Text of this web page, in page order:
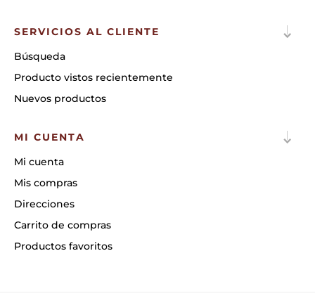
SERVICIOS AL CLIENTE
Búsqueda
Producto vistos recientemente
Nuevos productos
MI CUENTA
Mi cuenta
Mis compras
Direcciones
Carrito de compras
Productos favoritos